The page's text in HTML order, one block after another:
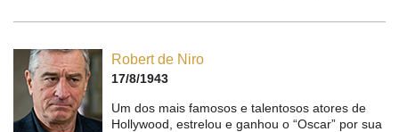
Robert de Niro
17/8/1943
Um dos mais famosos e talentosos atores de
Hollywood, estrelou e ganhou o “Oscar” por sua